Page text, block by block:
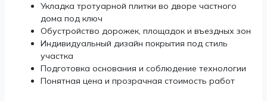
Укладка тротуарной плитки во дворе частного
дома под ключ
Обустройство дорожек, площадок и въездных зон
Индивидуальный дизайн покрытия под стиль
участка
Подготовка основания и соблюдение технологии
Понятная цена и прозрачная стоимость работ